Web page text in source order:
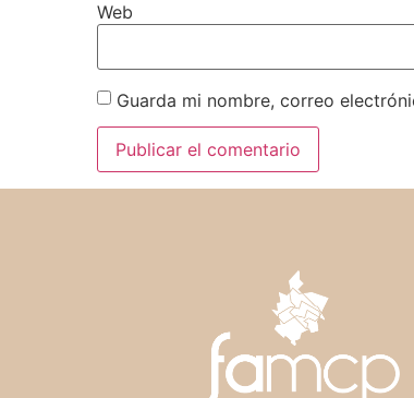
Web
Guarda mi nombre, correo